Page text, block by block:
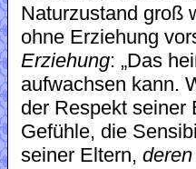
Naturzustand groß
ohne Erziehung
Erziehung: „Das
aufwachsen kann.
der Respekt seiner
Gefühle, die
seiner Eltern,